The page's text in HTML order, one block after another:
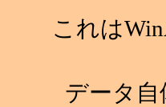
これは
データ